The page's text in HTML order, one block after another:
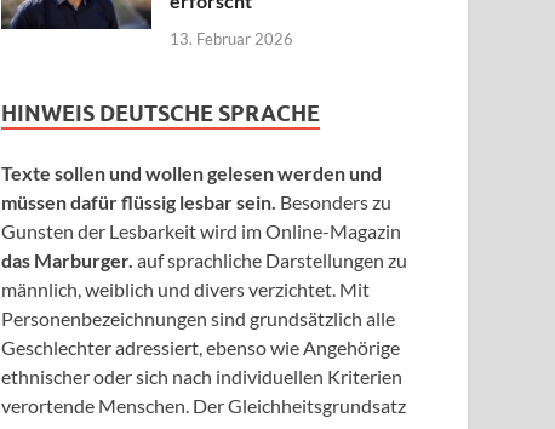
13. Februar 2026
HINWEIS DEUTSCHE SPRACHE
Texte sollen und wollen gelesen werden und
müssen dafür flüssig lesbar sein. Besonders zu
Gunsten der Lesbarkeit wird im Online-Magazin
das Marburger. auf sprachliche Darstellungen zu
männlich, weiblich und divers verzichtet. Mit
Personenbezeichnungen sind grundsätzlich alle
Geschlechter adressiert, ebenso wie Angehörige
ethnischer oder sich nach individuellen Kriterien
verortende Menschen. Der Gleichheitsgrundsatz